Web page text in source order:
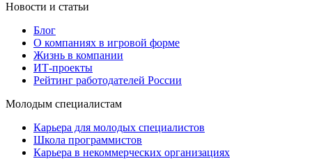
Новости и статьи
Блог
О компаниях в игровой форме
Жизнь в компании
ИТ-проекты
Рейтинг работодателей России
Молодым специалистам
Карьера для молодых специалистов
Школа программистов
Карьера в некоммерческих организациях